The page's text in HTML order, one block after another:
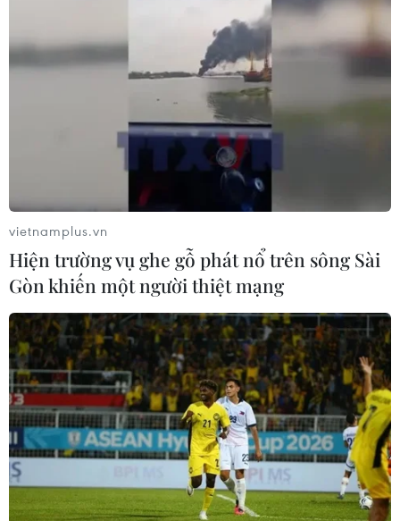
vietnamplus.vn
Hiện trường vụ ghe gỗ phát nổ trên sông Sài
Gòn khiến một người thiệt mạng